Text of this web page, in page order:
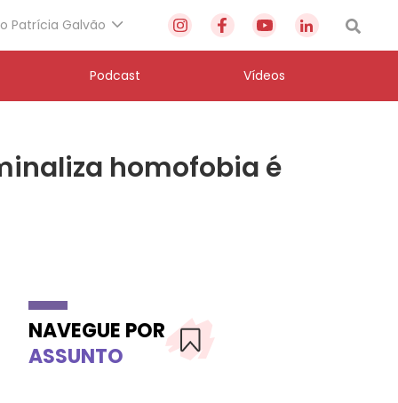
Patrícia Galvão
Podcast Vídeos
homofobia é
NAVEGUE POR
ASSUNTO